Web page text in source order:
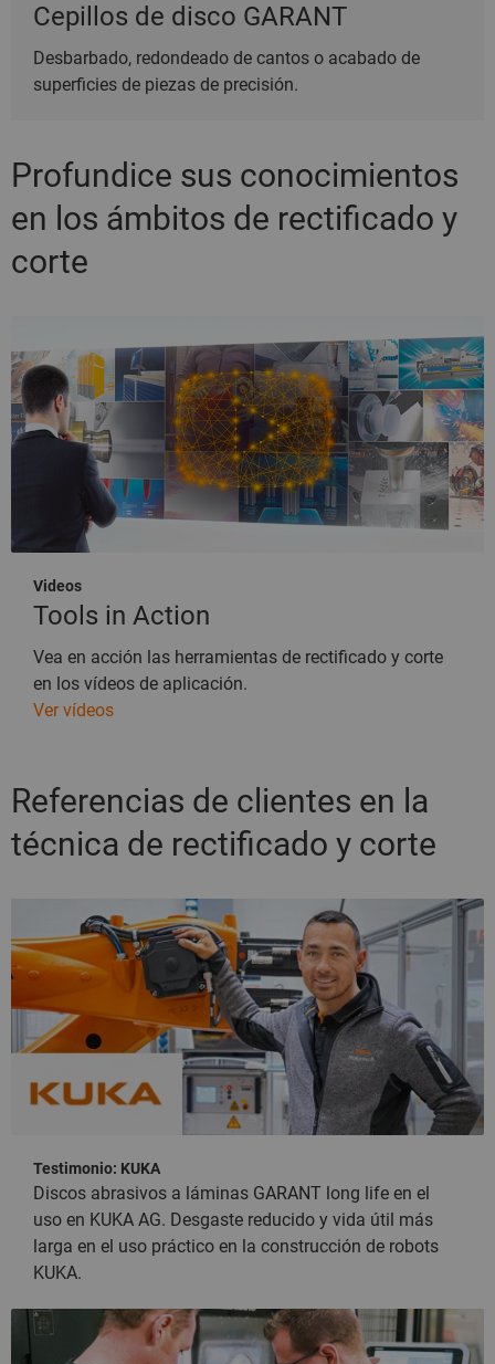
Cepillos de disco GARANT
Desbarbado, redondeado de cantos o acabado de
superficies de piezas de precisión.
Profundice sus conocimientos
en los ámbitos de rectificado y
corte
Videos
Tools in Action
Vea en acción las herramientas de rectificado y corte
en los vídeos de aplicación.
Ver vídeos
Referencias de clientes en la
técnica de rectificado y corte
Testimonio: KUKA
Discos abrasivos a láminas GARANT long life en el
uso en KUKA AG. Desgaste reducido y vida útil más
larga en el uso práctico en la construcción de robots
KUKA.